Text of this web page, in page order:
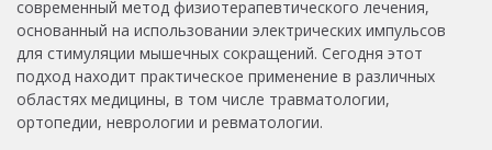
современный метод физиотерапевтического лечения,
основанный на использовании электрических импульсов
для стимуляции мышечных сокращений. Сегодня этот
подход находит практическое применение в различных
областях медицины, в том числе травматологии,
ортопедии, неврологии и ревматологии.